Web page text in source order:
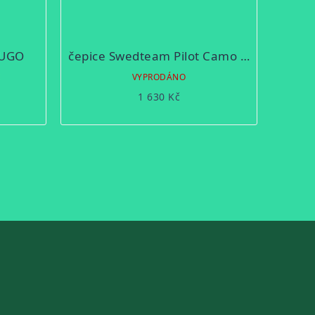
čepice Swedteam Pilot Camo Desolve Zero
VYPRODÁNO
1 630 Kč